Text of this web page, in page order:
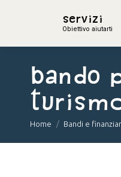
Servizi
Obiettivo aiutarti
Bando
You are here:
Home Bandi e
Servizi
Obiettivo aiutarti